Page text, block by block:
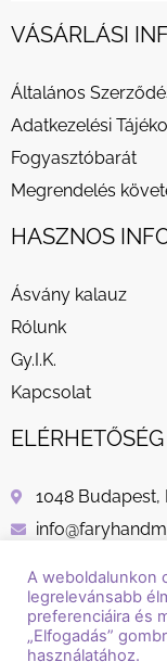
VÁSÁRLÁSI
Általános
Adatkezelési
Fogyasztóbarát
Megrendelés
HASZNOS
Ásvány kalauz
Rólunk
Gy.I.K.
Kapcsolat
ELÉRHETŐSÉG
1048 Budapest,
A weboldalunkon
legrelevánsabb
preferenciáira és
„Elfogadás”
használatához.